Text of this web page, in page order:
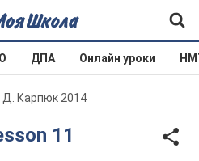
ДПА Онлайн уроки
Д. Карпюк 2014
11